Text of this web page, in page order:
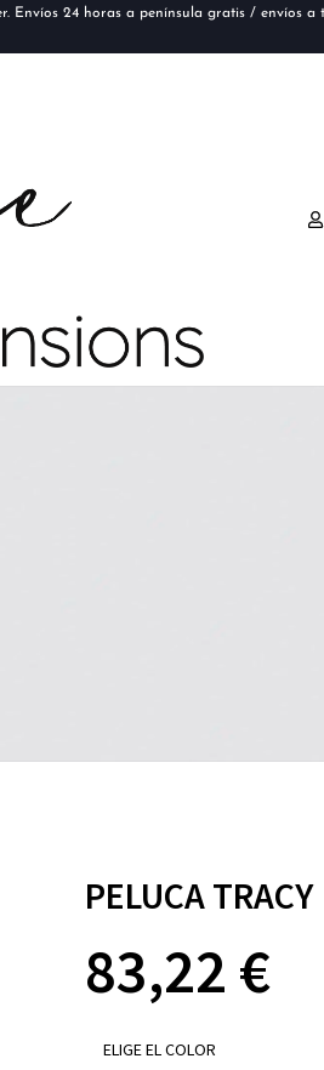
Envíos 24 horas a península gratis / envíos a
PELUCA TRACY
83,22 €
ELIGE EL COLOR